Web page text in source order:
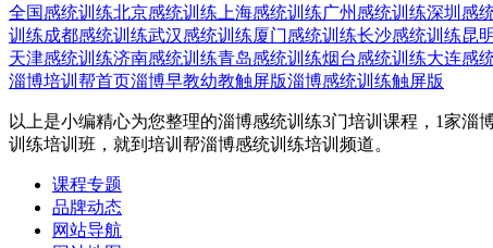
全国感统训练北京感统训练 上海感统训练广州感统训练深圳感
训练成都感统训练武汉感统训练厦门感统训练长沙感统训练昆
天津感统训练济南感统训练青岛感统训练烟台感统训练大连感
淄博培训帮首页淄博早教幼教触屏版淄博感统训练触屏版
以上是小编精心为您整理的淄博感统训练3门培训课程，1家
训练培训班，就到培训帮淄博感统训练培训频道。
课程专题
品牌动态
网站导航